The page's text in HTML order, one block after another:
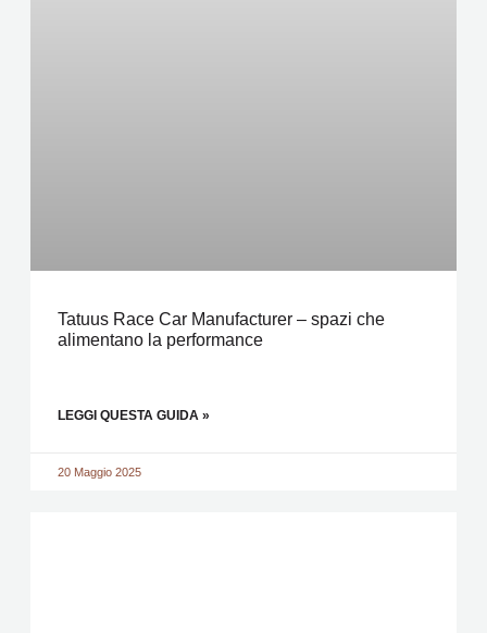
Tatuus Race Car Manufacturer – spazi che
alimentano la performance
LEGGI QUESTA GUIDA »
20 Maggio 2025